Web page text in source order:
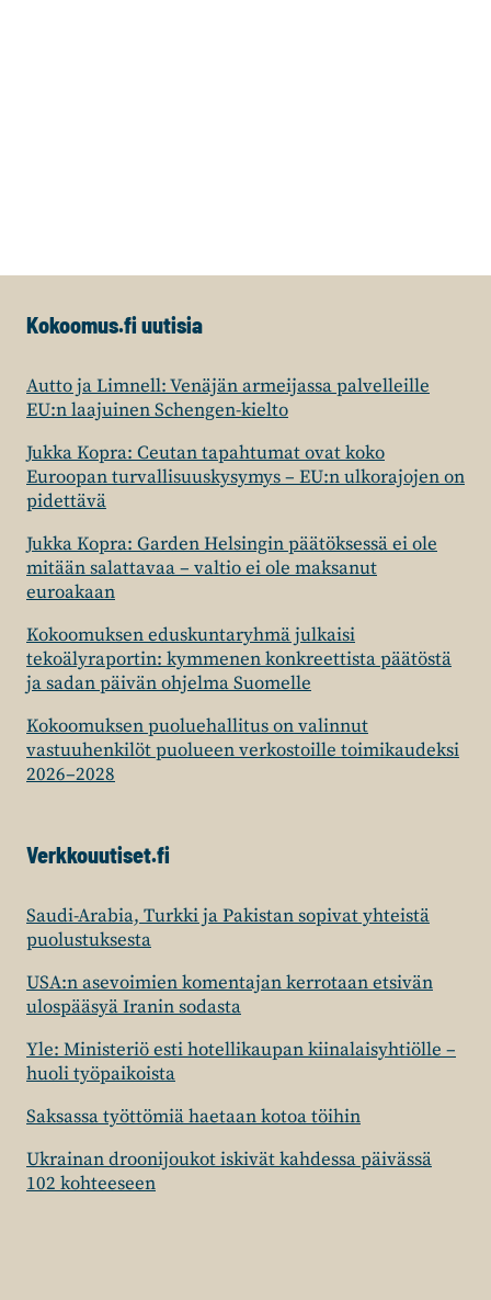
Kokoomus.fi uutisia
Autto ja Limnell: Venäjän armeijassa palvelleille
EU:n laajuinen Schengen-kielto
Jukka Kopra: Ceutan tapahtumat ovat koko
Euroopan turvallisuuskysymys – EU:n ulkorajojen on
pidettävä
Jukka Kopra: Garden Helsingin päätöksessä ei ole
mitään salattavaa – valtio ei ole maksanut
euroakaan
Kokoomuksen eduskuntaryhmä julkaisi
tekoälyraportin: kymmenen konkreettista päätöstä
ja sadan päivän ohjelma Suomelle
Kokoomuksen puoluehallitus on valinnut
vastuuhenkilöt puolueen verkostoille toimikaudeksi
2026–2028
Verkkouutiset.fi
Saudi-Arabia, Turkki ja Pakistan sopivat yhteistä
puolustuksesta
USA:n asevoimien komentajan kerrotaan etsivän
ulospääsyä Iranin sodasta
Yle: Ministeriö esti hotellikaupan kiinalaisyhtiölle –
huoli työpaikoista
Saksassa työttömiä haetaan kotoa töihin
Ukrainan droonijoukot iskivät kahdessa päivässä
102 kohteeseen